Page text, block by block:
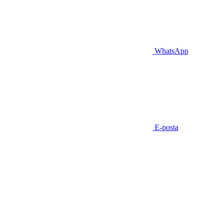
WhatsApp
E-posta